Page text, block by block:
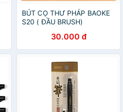
BÚT CỌ THƯ PHÁP BAOKE
S20 ( ĐẦU BRUSH)
30.000 đ